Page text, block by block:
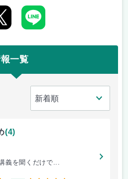
一覧
(4)
義を聞くだけで...